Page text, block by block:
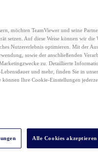
möchten TeamViewer und seine
setzen. Auf diese Weise können wir die
Nutzererlebnis optimieren. Mit der
sowie der anschließenden
zu. Detaillierte
und mehr, finden Sie in
können Ihre Cookie-Einstellungen
Alle Cookies akzeptieren